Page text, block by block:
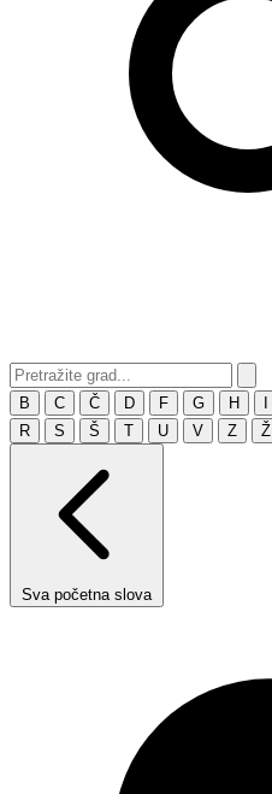
B C Č D F G H
R
S Š T U V Z Ž
Sva početna slova